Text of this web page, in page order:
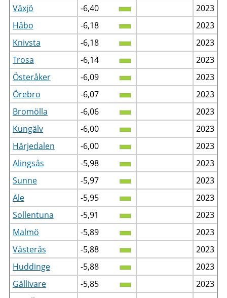
Växjö
-6,40
2023
Håbo
-6,18
2023
Knivsta
-6,18
2023
Trosa
-6,14
2023
Österåker
-6,09
2023
Örebro
-6,07
2023
Bromölla
-6,06
2023
Kungälv
-6,00
2023
Härjedalen
-6,00
2023
Alingsås
-5,98
2023
Sunne
-5,97
2023
Ale
-5,95
2023
Sollentuna
-5,91
2023
Malmö
-5,89
2023
Västerås
-5,88
2023
Huddinge
-5,88
2023
Gällivare
-5,85
2023